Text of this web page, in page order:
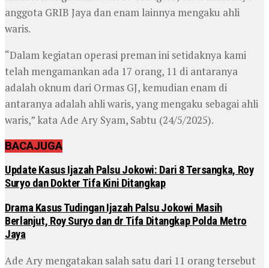
anggota GRIB Jaya dan enam lainnya mengaku ahli
waris.
“Dalam kegiatan operasi preman ini setidaknya kami
telah mengamankan ada 17 orang, 11 di antaranya
adalah oknum dari Ormas GJ, kemudian enam di
antaranya adalah ahli waris, yang mengaku sebagai ahli
waris,” kata Ade Ary Syam, Sabtu (24/5/2025).
BACAJUGA
Update Kasus Ijazah Palsu Jokowi: Dari 8 Tersangka, Roy
Suryo dan Dokter Tifa Kini Ditangkap
Drama Kasus Tudingan Ijazah Palsu Jokowi Masih
Berlanjut, Roy Suryo dan dr Tifa Ditangkap Polda Metro
Jaya
Ade Ary mengatakan salah satu dari 11 orang tersebut